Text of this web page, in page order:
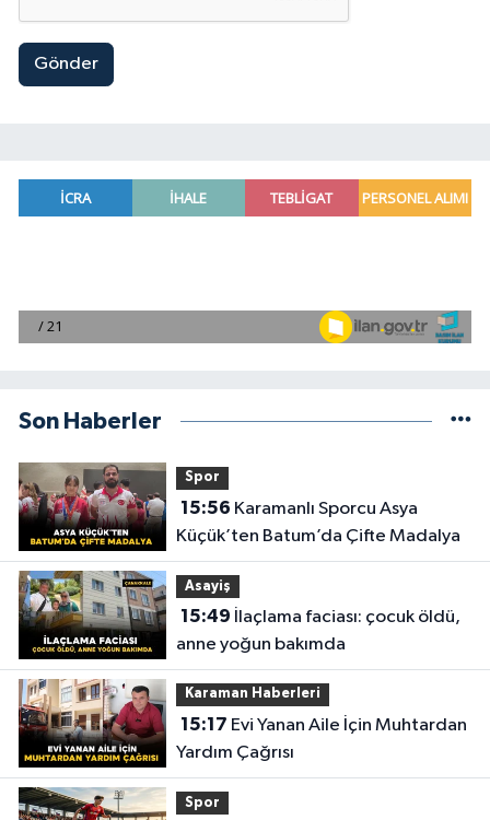
Gönder
Son Haberler
Spor
15:56
Küçük’ten Batum’da Çifte Madalya
Asayiş
15:49
anne yoğun bakımda
Karaman Haberleri
15:17
Yardım Çağrısı
Spor